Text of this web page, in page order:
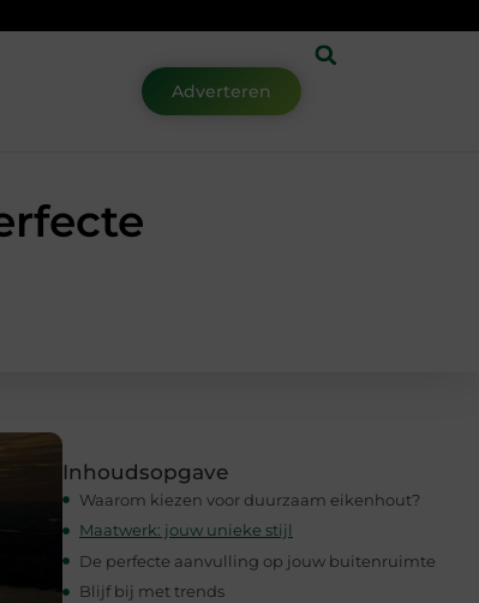
Adverteren
Inhoudsopgave
Waarom kiezen voor duurzaam eikenhout?
Maatwerk: jouw unieke stijl
De perfecte aanvulling op jouw buitenruimte
Blijf bij met trends